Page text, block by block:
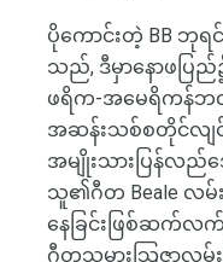
ပိုကောင်းတဲ့ BB ဘုရင်
သည်, ဒီမှာနောဖပြ
ဖရိက-အမေရိကန်ဘလူ
အဆန်းသစ်စတိုင်လျင်
အမျိုးသားပြန်လ
သူ၏ဂီတ Beale လမ်း
နေခြင်းဖြစ်ဆက်လက်
ဂီတသမားသြဇာလွှ